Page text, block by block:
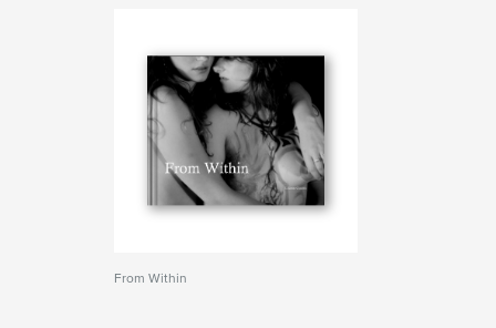
From Within